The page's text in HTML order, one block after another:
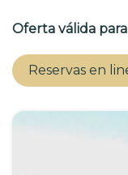
Oferta válida para
Reservas en